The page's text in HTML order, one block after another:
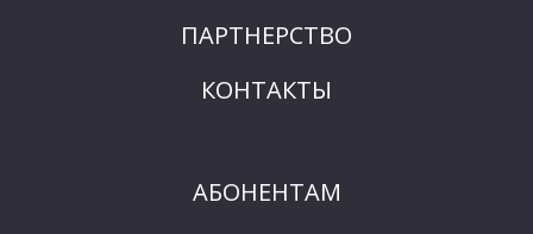
ПАРТНЕРСТВО
КОНТАКТЫ
АБОНЕНТАМ